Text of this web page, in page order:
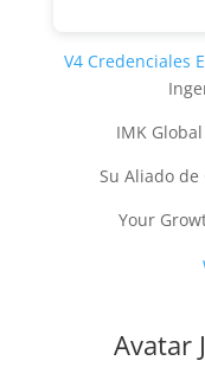
V4 Credenciales
IMK
Su Aliado
Your
Avatar